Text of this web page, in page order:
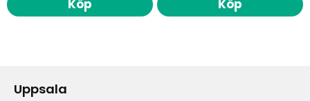
Köp Köp
Uppsala